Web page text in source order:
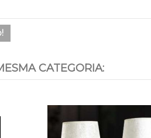
CATEGORIA: